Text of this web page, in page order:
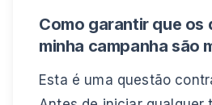
Como garantir que os
minha campanha são
Esta é uma questão